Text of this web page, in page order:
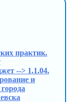
практик.
--> 1.1.04.
и